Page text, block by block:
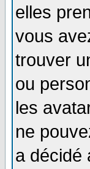
elles
vous
trouver
ou
les
ne
a décidé